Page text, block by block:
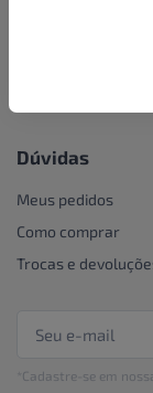
Dúvidas
Meus pedidos
Como comprar
Trocas e
*Cadastre-se em